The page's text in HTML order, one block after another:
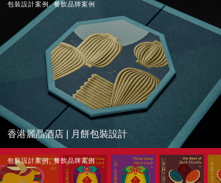
香港麗晶酒店 | 月餅包裝設計
包裝設計案例,餐飲品牌案例
包裝設計案例,餐飲品牌案例